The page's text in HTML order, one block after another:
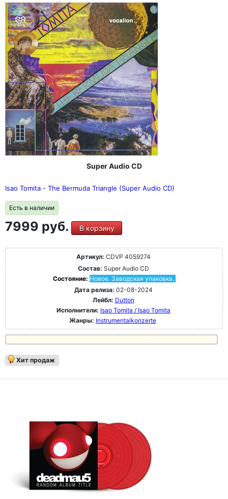
Super Audio CD
Isao Tomita - The Bermuda Triangle (Super Audio CD)
Есть в наличии
7999 руб. В корзину
Артикул: CDVP 4059274
Состав: Super Audio CD
Состояние: Новое. Заводская упаковка.
Дата релиза: 02-08-2024
Лейбл: Dutton
Исполнители: Isao Tomita / Isao Tomita
Жанры: Instrumentalkonzerte
Хит продаж